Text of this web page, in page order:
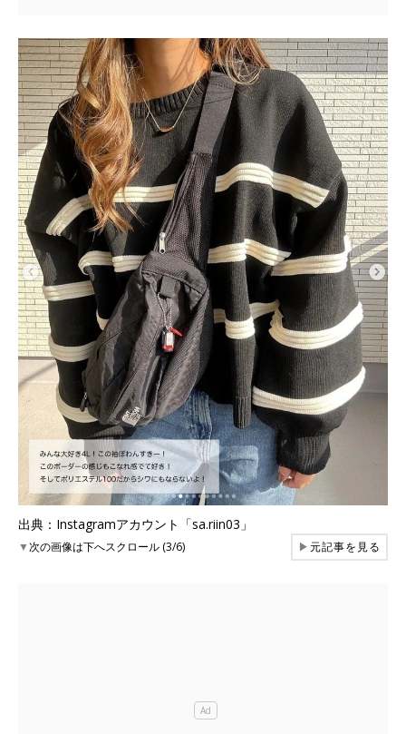
出典：Instagramアカウント「sa.riin03」
▼次の画像は下へスクロール (3/6) ▶元記事を見る